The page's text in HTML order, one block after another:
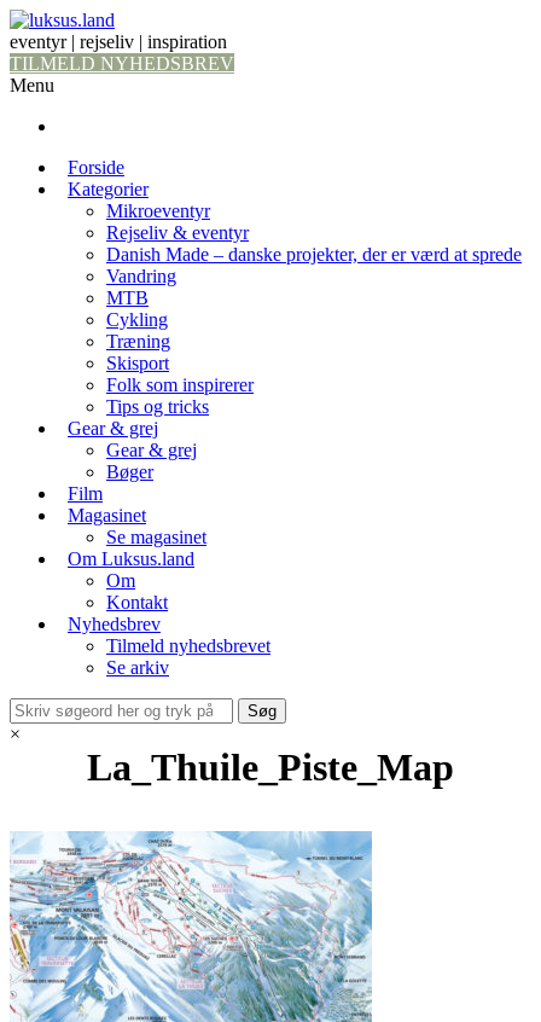
eventyr | rejseliv | inspiration
TILMELD NYHEDSBREV
Menu
Forside
Kategorier
Mikroeventyr
Rejseliv & eventyr
Danish Made – danske projekter, der er værd at sprede
Vandring
MTB
Cykling
Træning
Skisport
Folk som inspirerer
Tips og tricks
Gear & grej
Gear & grej
Bøger
Film
Magasinet
Se magasinet
Om Luksus.land
Om
Kontakt
Nyhedsbrev
Tilmeld nyhedsbrevet
Se arkiv
×
La_Thuile_Piste_Map